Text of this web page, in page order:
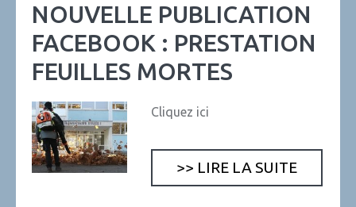
NOUVELLE PUBLICATION
FACEBOOK : PRESTATION
FEUILLES MORTES
Cliquez ici
>> LIRE LA SUITE